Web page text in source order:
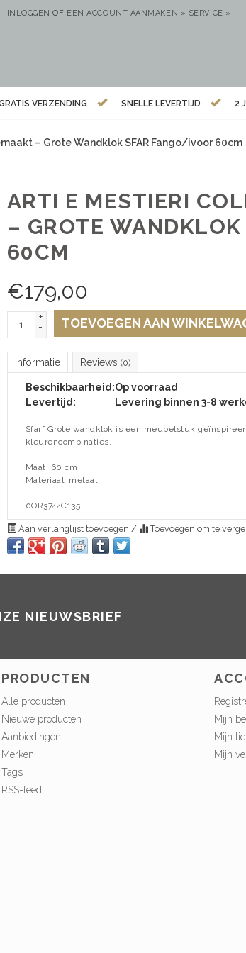
INLOGGEN OF EEN ACCOUNT AANMAKEN » SERVICE »
VERZENDING SNELLE LEVERTIJD 2
– Grote Wandklok SFAR Fango/ivoor 60cm
ARTI E MESTIERI
– GROTE
60CM
€179,00
+
-
TOEVOEGEN AAN
Informatie Reviews (0)
Beschikbaarheid:Op voorraad
Levertijd:
Levering binnen 3-8
Sfarf Grote wandklok is een meubelstuk
kleurencombinaties.
Maat: 60 cm
Materiaal: metaal
0OR3744C135
Aan verlanglijst toevoegen / Toevoegen om te
NIEUWSBRIEF
PRODUCTEN
Alle producten
Nieuwe producten
Aanbiedingen
Merken
Tags
RSS-feed
Mijn
Mijn
Mijn